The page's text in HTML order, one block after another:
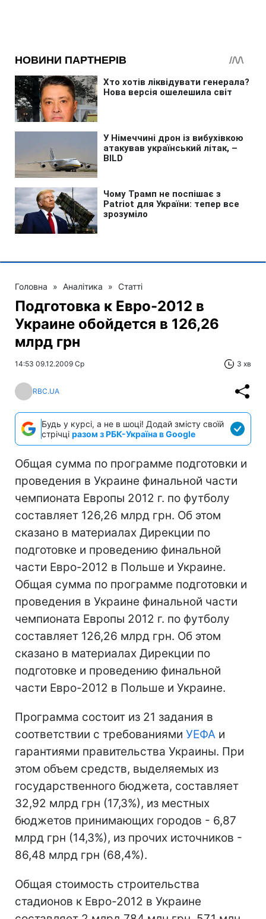
Головна » Аналітика » Статті
Подготовка к Евро-2012 в
Украине обойдется в 126,26
млрд грн
14:53 09.12.2009 Ср 3 хв
RBC.UA
Будь у курсі, а не в шоці! Додай змісту своїй
стрічці разом з РБК-Україна в Google
Общая сумма по программе подготовки и
проведения в Украине финальной части
чемпионата Европы 2012 г. по футболу
составляет 126,26 млрд грн. Об этом
сказано в материалах Дирекции по
подготовке и проведению финальной
части Евро-2012 в Польше и Украине.
Общая сумма по программе подготовки и
проведения в Украине финальной части
чемпионата Европы 2012 г. по футболу
составляет 126,26 млрд грн. Об этом
сказано в материалах Дирекции по
подготовке и проведению финальной
части Евро-2012 в Польше и Украине.
Программа состоит из 21 задания в
соответствии с требованиями УЕФА и
гарантиями правительства Украины. При
этом объем средств, выделяемых из
государственного бюджета, составляет
32,92 млрд грн (17,3%), из местных
бюджетов принимающих городов - 6,87
млрд грн (14,3%), из прочих источников -
86,48 млрд грн (68,4%).
Общая стоимость строительства
стадионов к Евро-2012 в Украине